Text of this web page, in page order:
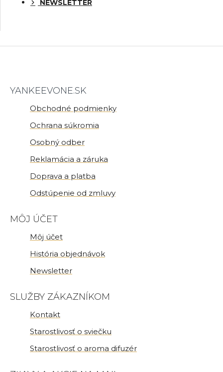
NEWSLETTER
YANKEEVONE.SK
Obchodné podmienky
Ochrana súkromia
Osobný odber
Reklamácia a záruka
Doprava a platba
Odstúpenie od zmluvy
MÔJ ÚČET
Môj účet
História objednávok
Newsletter
SLUŽBY ZÁKAZNÍKOM
Kontakt
Starostlivosť o sviečku
Starostlivosť o aroma difuzér